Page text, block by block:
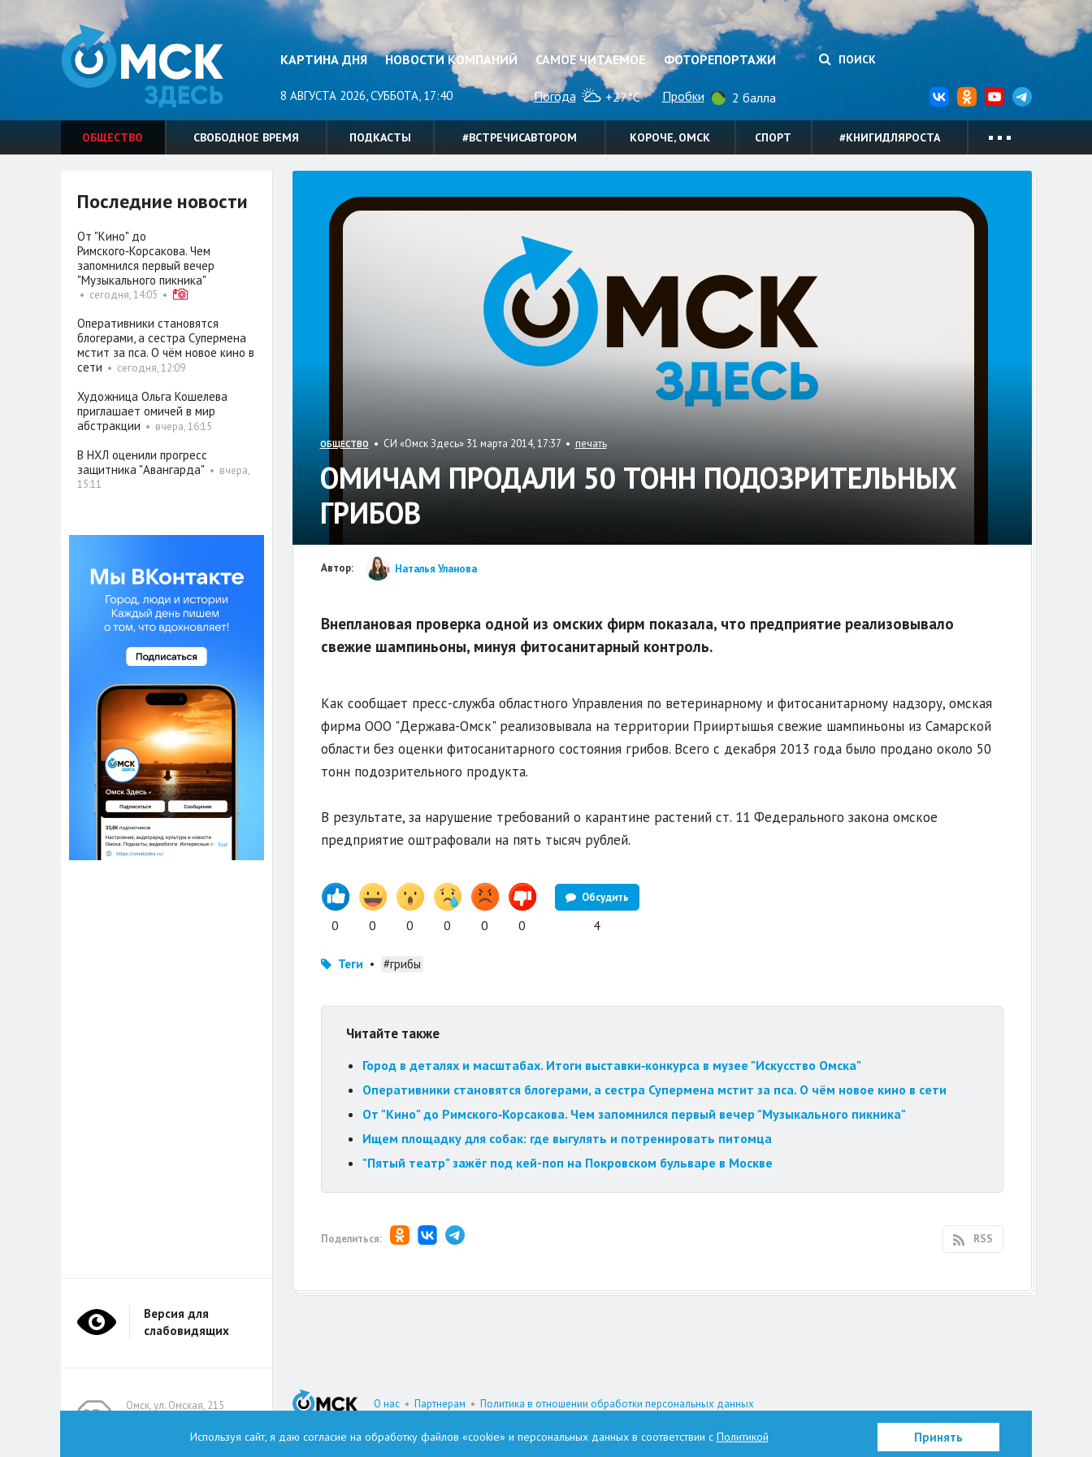
КАРТИНА ДНЯ НОВОСТИ КОМПАНИЙ САМОЕ ЧИТАЕМОЕ ФОТОРЕПОРТАЖИ ПОИСК
8 АВГУСТА 2026, СУББОТА, 17:40 Погода +27°C Пробки 2 балла
ОБЩЕСТВО СВОБОДНОЕ ВРЕМЯ ПОДКАСТЫ #ВСТРЕЧИСАВТОРОМ КОРОЧЕ, ОМСК СПОРТ #КНИГИДЛЯРОСТА
ОБЩЕСТВО • СИ «Омск Здесь» 31 марта 2014, 17:37 • печать
ОМИЧАМ ПРОДАЛИ 50 ТОНН ПОДОЗРИТЕЛЬНЫХ
ГРИБОВ
Автор: Наталья Уланова
Внеплановая проверка одной из омских фирм показала, что предприятие реализовывало
свежие шампиньоны, минуя фитосанитарный контроль.
Как сообщает пресс-служба областного Управления по ветеринарному и фитосанитарному надзору, омская
фирма ООО "Держава-Омск" реализовывала на территории Прииртышья свежие шампиньоны из Самарской
области без оценки фитосанитарного состояния грибов. Всего с декабря 2013 года было продано около 50
тонн подозрительного продукта.
В результате, за нарушение требований о карантине растений ст. 11 Федерального закона омское
предприятие оштрафовали на пять тысяч рублей.
0 0 0 0 0 0
Обсудить
4
Теги • #грибы
Читайте также
Город в деталях и масштабах. Итоги выставки‑конкурса в музее "Искусство Омска"
Оперативники становятся блогерами, а сестра Супермена мстит за пса. О чём новое кино в сети
От "Кино" до Римского‑Корсакова. Чем запомнился первый вечер "Музыкального пикника"
Ищем площадку для собак: где выгулять и потренировать питомца
"Пятый театр" зажёг под кей-поп на Покровском бульваре в Москве
Поделиться: RSS
Последние новости
От "Кино" до
Римского‑Корсакова. Чем
запомнился первый вечер
"Музыкального пикника"
• сегодня, 14:05 •
Оперативники становятся
блогерами, а сестра Супермена
мстит за пса. О чём новое кино в
сети • сегодня, 12:09
Художница Ольга Кошелева
приглашает омичей в мир
абстракции • вчера, 16:15
В НХЛ оценили прогресс
защитника "Авангарда" • вчера,
15:11
О нас• Партнерам • Политика в отношении обработки персональных данных
И.о. главного редактора: Астафьева Татьяна Петровна
Омск, ул. Омская, 215
omskzdes@inbox.ru
Версия для
слабовидящих
Используя сайт, я даю согласие на обработку файлов «cookie» и персональных данных в соответствии с Политикой Принять